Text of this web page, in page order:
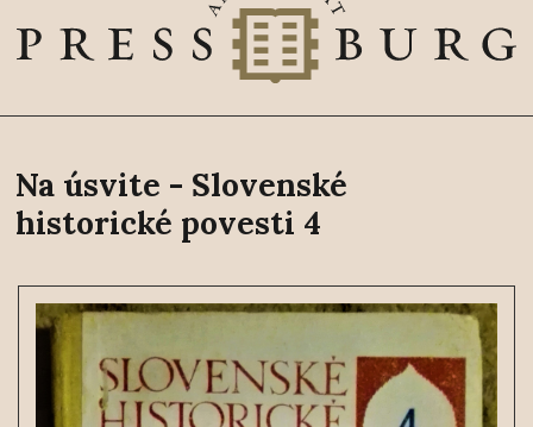
Na úsvite - Slovenské
historické povesti 4